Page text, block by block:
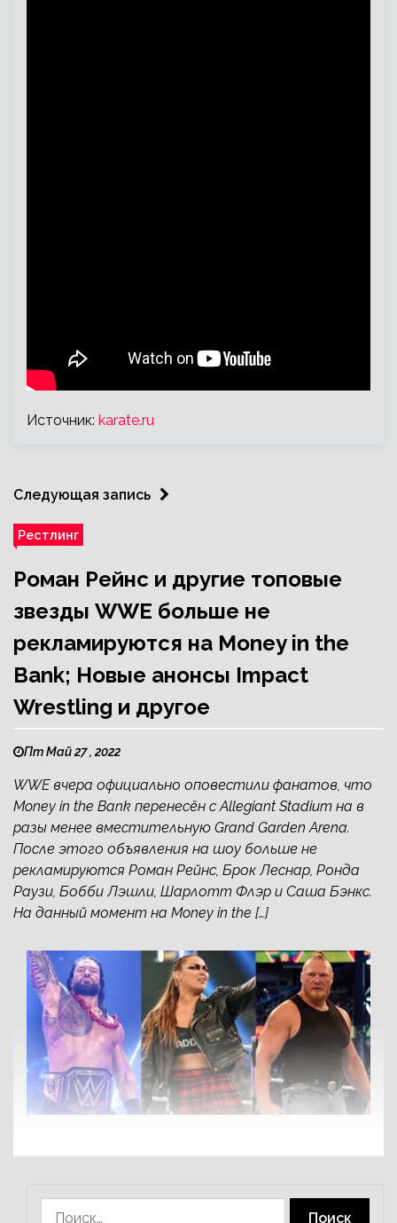
Источник: karate.ru
Следующая запись
Рестлинг
Роман Рейнс и другие топовые
звезды WWE больше не
рекламируются на Money in the
Bank; Новые анонсы Impact
Wrestling и другое
Пт Май 27 , 2022
WWE вчера официально оповестили фанатов, что
Money in the Bank перенесён с Allegiant Stadium на в
разы менее вместительную Grand Garden Arena.
После этого объявления на шоу больше не
рекламируются Роман Рейнс, Брок Леснар, Ронда
Раузи, Бобби Лэшли, Шарлотт Флэр и Саша Бэнкс.
На данный момент на Money in the […]